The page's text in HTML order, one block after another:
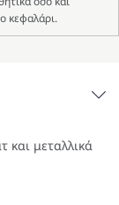
κεφαλάρι.
και μεταλλικά